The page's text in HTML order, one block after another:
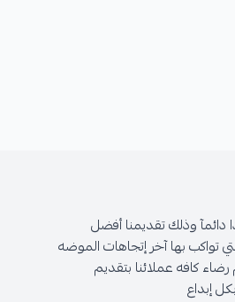
وذلك تقديمنا أفضل
تواكب بها آخر إتجاهات الموضه
كافه عملائنا بتقديم
إبداع